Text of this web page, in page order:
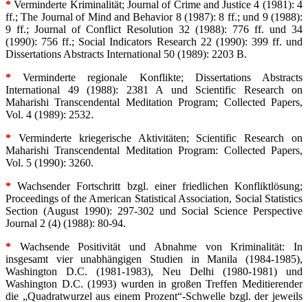
* Verminderte Kriminalität; Journal of Crime and Justice 4 (1981): 4
ff.; The Journal of Mind and Behavior 8 (1987): 8 ff.; und 9 (1988):
9 ff.; Journal of Conflict Resolution 32 (1988): 776 ff. und 34
(1990): 756 ff.; Social Indicators Research 22 (1990): 399 ff. und
Dissertations Abstracts International 50 (1989): 2203 B.
* Verminderte regionale Konflikte; Dissertations Abstracts
International 49 (1988): 2381 A und Scientific Research on
Maharishi Transcendental Meditation Program; Collected Papers,
Vol. 4 (1989): 2532.
* Verminderte kriegerische Aktivitäten; Scientific Research on
Maharishi Transcendental Meditation Program: Collected Papers,
Vol. 5 (1990): 3260.
* Wachsender Fortschritt bzgl. einer friedlichen Konfliktlösung;
Proceedings of the American Statistical Association, Social Statistics
Section (August 1990): 297-302 und Social Science Perspective
Journal 2 (4) (1988): 80-94.
* Wachsende Positivität und Abnahme von Kriminalität: In
insgesamt vier unabhängigen Studien in Manila (1984-1985),
Washington D.C. (1981-1983), Neu Delhi (1980-1981) und
Washington D.C. (1993) wurden in großen Treffen Meditierender
die „Quadratwurzel aus einem Prozent“-Schwelle bzgl. der jeweils